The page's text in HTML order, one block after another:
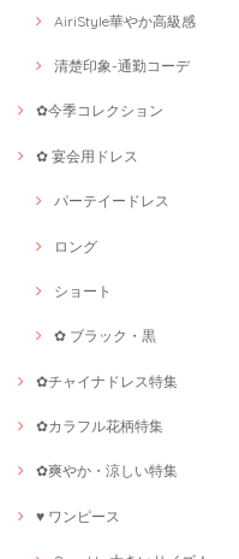
AiriStyle華やか高級感
清楚印象-通勤コーデ
✿今季コレクション
✿ 宴会用ドレス
パーテイードレス
ロング
ショート
✿ ブラック・黒
✿チャイナドレス特集
✿カラフル花柄特集
✿爽やか・涼しい特集
♥ ワンピース